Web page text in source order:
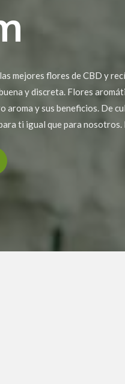
mejores flores de CBD y
y discreta. Flores
aroma y sus beneficios. De
ti igual que para nosotros.